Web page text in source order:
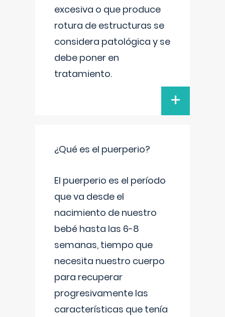
excesiva o que produce
rotura de estructuras se
considera patológica y se
debe poner en
tratamiento.
+
¿Qué es el puerperio?
El puerperio es el período
que va desde el
nacimiento de nuestro
bebé hasta las 6-8
semanas, tiempo que
necesita nuestro cuerpo
para recuperar
progresivamente las
características que tenía